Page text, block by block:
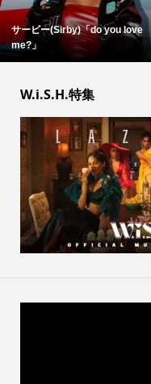
サービー(Sirby)「do you love
me?」
W.i.S.H.特集